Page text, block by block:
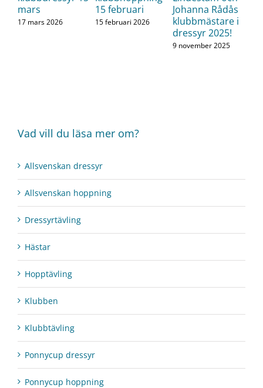
mars
17 mars 2026
15 februari
15 februari 2026
Johanna Rådås
klubbmästare i
dressyr 2025!
9 november 2025
Vad vill du läsa mer om?
Allsvenskan dressyr
Allsvenskan hoppning
Dressyrtävling
Hästar
Hopptävling
Klubben
Klubbtävling
Ponnycup dressyr
Ponnycup hoppning